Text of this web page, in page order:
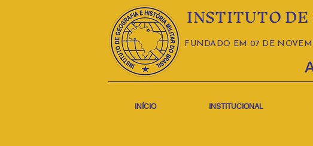
INSTITUTO
FUNDADO EM 07 DE
INÍCIO INSTITUCIONAL